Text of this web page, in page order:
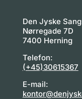
Den Jyske
Nørregade 7D
7400 Herning
Telefon:
(+45)30615367
E-mail: